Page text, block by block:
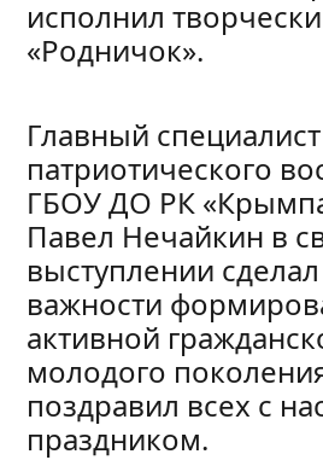
исполнил
«Родничок».
Главный
патриотического
ГБОУ ДО РК
Павел Нечайкин в
выступлении
важности
активной
молодого
поздравил всех с
праздником.